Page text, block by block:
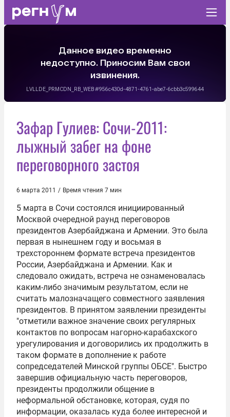
Зафар Гулиев: Сочи-2011:
лыжный забег на фоне
переговорного застоя
6 марта 2011 / Время чтения 7 мин
5 марта в Сочи состоялся инициированный
Москвой очередной раунд переговоров
президентов Азербайджана и Армении. Это была
первая в нынешнем году и восьмая в
трехстороннем формате встреча президентов
России, Азербайджана и Армении. Как и
следовало ожидать, встреча не ознаменовалась
каким-либо значимым результатом, если не
считать малозначащего совместного заявления
президентов. В принятом заявлении президенты
"отметили важное значение своих регулярных
контактов по вопросам нагорно-карабахского
урегулирования и договорились их продолжить в
таком формате в дополнение к работе
сопредседателей Минской группы ОБСЕ". Быстро
завершив официальную часть переговоров,
президенты продолжили общение в
неформальной обстановке, которая, судя по
информации, оказалась куда более интересной и